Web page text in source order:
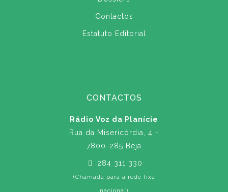
Contactos
Estatuto Editorial
CONTACTOS
Rádio Voz da Planície
Rua da Misericórdia, 4 -
7800-285 Beja
284 311 330
(Chamada para a rede fixa